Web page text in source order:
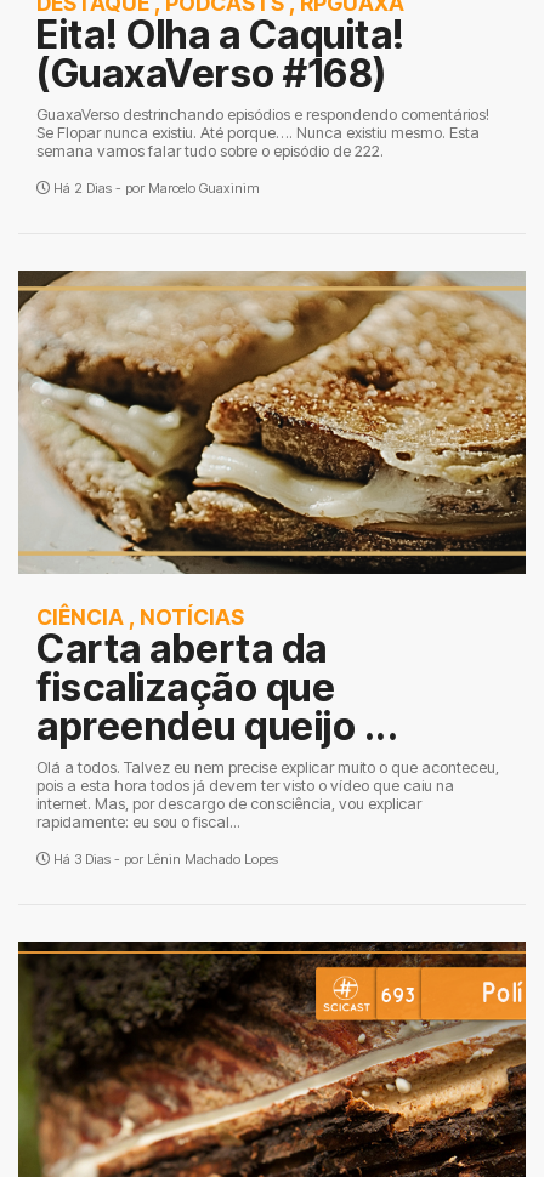
Eita! Olha a Caquita!
(GuaxaVerso #168)
GuaxaVerso destrinchando episódios e respondendo comentários!
Se Flopar nunca existiu. Até porque…. Nunca existiu mesmo. Esta
semana vamos falar tudo sobre o episódio de 222.
Há 2 Dias - por Marcelo Guaxinim
CIÊNCIA , NOTÍCIAS
Carta aberta da
fiscalização que
apreendeu queijo ...
Olá a todos. Talvez eu nem precise explicar muito o que aconteceu,
pois a esta hora todos já devem ter visto o vídeo que caiu na
internet. Mas, por descargo de consciência, vou explicar
rapidamente: eu sou o fiscal...
Há 3 Dias - por Lênin Machado Lopes